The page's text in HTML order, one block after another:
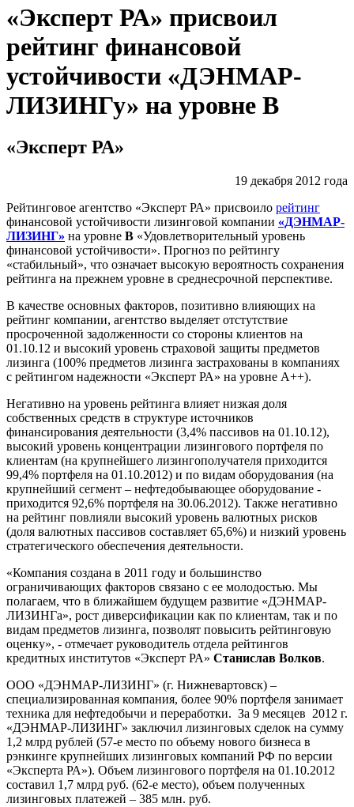
«Эксперт РА» присвоил
рейтинг финансовой
устойчивости «ДЭНМАР-
ЛИЗИНГу» на уровне В
«Эксперт РА»
19 декабря 2012 года
Рейтинговое агентство «Эксперт РА» присвоило рейтинг
финансовой устойчивости лизинговой компании «ДЭНМАР-
ЛИЗИНГ» на уровне В «Удовлетворительный уровень
финансовой устойчивости». Прогноз по рейтингу
«стабильный», что означает высокую вероятность сохранения
рейтинга на прежнем уровне в среднесрочной перспективе.
В качестве основных факторов, позитивно влияющих на
рейтинг компании, агентство выделяет отстутствие
просроченной задолженности со стороны клиентов на
01.10.12 и высокий уровень страховой защиты предметов
лизинга (100% предметов лизинга застрахованы в компаниях
с рейтингом надежности «Эксперт РА» на уровне А++).
Негативно на уровень рейтинга влияет низкая доля
собственных средств в структуре источников
финансирования деятельности (3,4% пассивов на 01.10.12),
высокий уровень концентрации лизингового портфеля по
клиентам (на крупнейшего лизингополучателя приходится
99,4% портфеля на 01.10.2012) и по видам оборудования (на
крупнейший сегмент – нефтедобывающее оборудование -
приходится 92,6% портфеля на 30.06.2012). Также негативно
на рейтинг повлияли высокий уровень валютных рисков
(доля валютных пассивов составляет 65,6%) и низкий уровень
стратегического обеспечения деятельности.
«Компания создана в 2011 году и большинство
ограничивающих факторов связано с ее молодостью. Мы
полагаем, что в ближайшем будущем развитие «ДЭНМАР-
ЛИЗИНГа», рост диверсификации как по клиентам, так и по
видам предметов лизинга, позволят повысить рейтинговую
оценку», - отмечает руководитель отдела рейтингов
кредитных институтов «Эксперт РА» Станислав Волков.
ООО «ДЭНМАР-ЛИЗИНГ» (г. Нижневартовск) –
специализированная компания, более 90% портфеля занимает
техника для нефтедобычи и переработки. За 9 месяцев 2012 г.
«ДЭНМАР-ЛИЗИНГ» заключил лизинговых сделок на сумму
1,2 млрд рублей (57-е место по объему нового бизнеса в
рэнкинге крупнейших лизинговых компаний РФ по версии
«Эксперта РА»). Объем лизингового портфеля на 01.10.2012
составил 1,7 млрд руб. (62-е место), объем полученных
лизинговых платежей – 385 млн. руб.